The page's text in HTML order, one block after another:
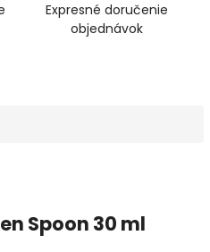
Expresné doručenie
objednávok
Spoon 30 ml